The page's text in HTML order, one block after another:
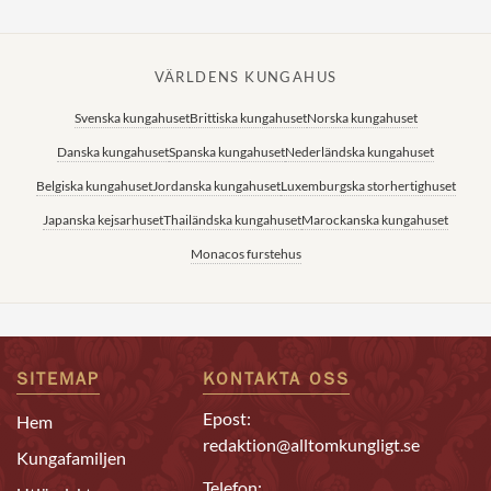
VÄRLDENS KUNGAHUS
Svenska kungahusetBrittiska kungahusetNorska kungahuset
Danska kungahusetSpanska kungahusetNederländska kungahuset
Belgiska kungahusetJordanska kungahusetLuxemburgska storhertighuset
Japanska kejsarhusetThailändska kungahusetMarockanska kungahuset
Monacos furstehus
SITEMAP
Hem
Kungafamiljen
KONTAKTA OSS
Epost:
redaktion@alltomkungligt.se